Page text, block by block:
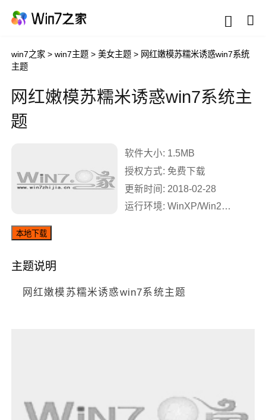
win7之家 >win7主题 >美女主题 > 网红嫩模苏糯米诱惑win7系统
主题
网红嫩模苏糯米诱惑win7系统主
题
软件大小: 1.5MB
授权方式: 免费下载
更新时间: 2018-02-28
运行环境: WinXP/Win2003/Win2000/Vista/Win7/Win8
本地下载
主题说明
网红嫩模苏糯米诱惑win7系统主题